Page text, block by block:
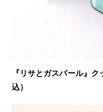
『リサとガスパール』
込）